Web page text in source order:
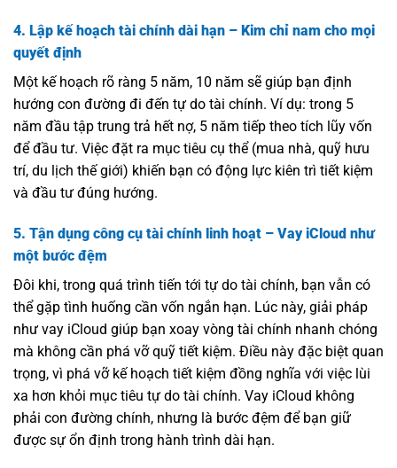
4. Lập kế hoạch tài chính dài hạn – Kim chỉ nam cho mọi
quyết định
Một kế hoạch rõ ràng 5 năm, 10 năm sẽ giúp bạn định
hướng con đường đi đến tự do tài chính. Ví dụ: trong 5
năm đầu tập trung trả hết nợ, 5 năm tiếp theo tích lũy vốn
để đầu tư. Việc đặt ra mục tiêu cụ thể (mua nhà, quỹ hưu
trí, du lịch thế giới) khiến bạn có động lực kiên trì tiết kiệm
và đầu tư đúng hướng.
5. Tận dụng công cụ tài chính linh hoạt – Vay iCloud như
một bước đệm
Đôi khi, trong quá trình tiến tới tự do tài chính, bạn vẫn có
thể gặp tình huống cần vốn ngắn hạn. Lúc này, giải pháp
như vay iCloud giúp bạn xoay vòng tài chính nhanh chóng
mà không cần phá vỡ quỹ tiết kiệm. Điều này đặc biệt quan
trọng, vì phá vỡ kế hoạch tiết kiệm đồng nghĩa với việc lùi
xa hơn khỏi mục tiêu tự do tài chính. Vay iCloud không
phải con đường chính, nhưng là bước đệm để bạn giữ
được sự ổn định trong hành trình dài hạn.